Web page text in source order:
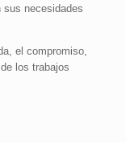
sus necesidades
el compromiso,
los trabajos